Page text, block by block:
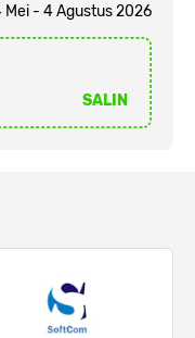
Mei - 4 Agustus 2026
SALIN